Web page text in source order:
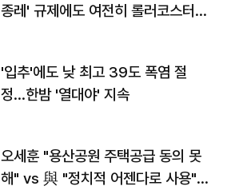
종레' 규제에도 여전히 롤러코스터
'입추'에도 낮 최고 39도 폭염 절
정…한밤 '열대야' 지속
오세훈 "용산공원 주택공급 동의 못
해" vs 與 "정치적 어젠다로 사용"